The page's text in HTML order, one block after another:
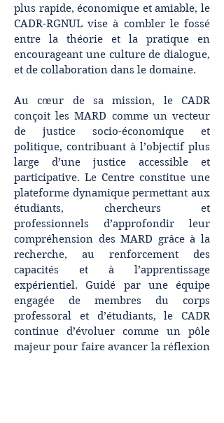
plus rapide, économique et amiable, le
CADR-RGNUL vise à combler le fossé
entre la théorie et la pratique en
encourageant une culture de dialogue,
et de collaboration dans le domaine.
Au cœur de sa mission, le CADR
conçoit les MARD comme un vecteur
de justice socio-économique et
politique, contribuant à l’objectif plus
large d’une justice accessible et
participative. Le Centre constitue une
plateforme dynamique permettant aux
étudiants, chercheurs et
professionnels d’approfondir leur
compréhension des MARD grâce à la
recherche, au renforcement des
capacités et à l’apprentissage
expérientiel. Guidé par une équipe
engagée de membres du corps
professoral et d’étudiants, le CADR
continue d’évoluer comme un pôle
majeur pour faire avancer la réflexion